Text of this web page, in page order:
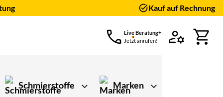
Kauf auf Rechnung
Live Beratung+
Jetzt anrufen!
Schmierstoffe Marken